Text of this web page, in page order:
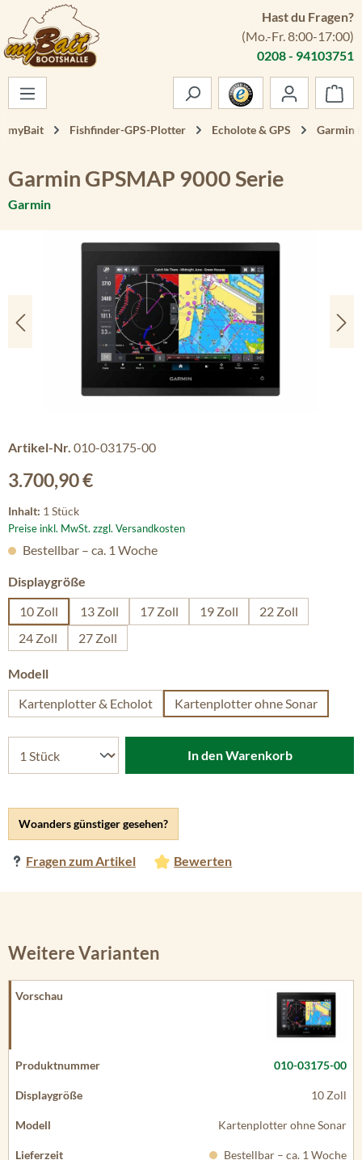
Zum Hauptinhalt springen
Hast du Fragen?
(Mo.-Fr. 8:00-17:00)
0208 - 94103751
myBait Fishfinder-GPS-Plotter Echolote & GPS Garmin
Garmin GPSMAP 9000 Serie
Garmin
Bildergalerie überspringen
Artikel-Nr. 010-03175-00
Regulärer Preis:
3.700,90 €
Inhalt: 1 Stück
Preise inkl. MwSt. zzgl. Versandkosten
Woanders günstiger gesehen?
Fragen zum Artikel Bewerten
Bestellbar – ca. 1 Woche
Displaygröße
10 Zoll
13 Zoll 17 Zoll 19 Zoll
22 Zoll
24 Zoll
27 Zoll
Modellauswählen
Kartenplotter & Echolot
Kartenplotter ohne Sonar
In den Warenkorb
Weitere Varianten
010-03175-00
10 Zoll
Kartenplotter ohne Sonar
Bestellbar – ca. 1 Woche